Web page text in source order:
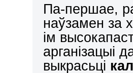
Па-першае,
наўзамен за
ім
арганізацыі
выкрасьці